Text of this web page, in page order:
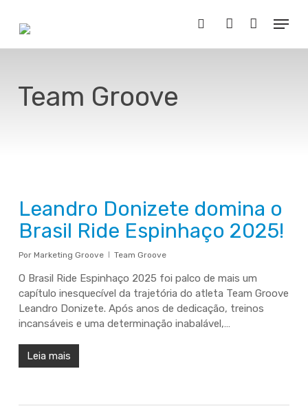
main
content
Buscar..account
Menu
Team Groove
Leandro Donizete domina o
Brasil Ride Espinhaço 2025!
Por Marketing Groove Team Groove
O Brasil Ride Espinhaço 2025 foi palco de mais um
capítulo inesquecível da trajetória do atleta Team Groove
Leandro Donizete. Após anos de dedicação, treinos
incansáveis e uma determinação inabalável,…
Leia mais